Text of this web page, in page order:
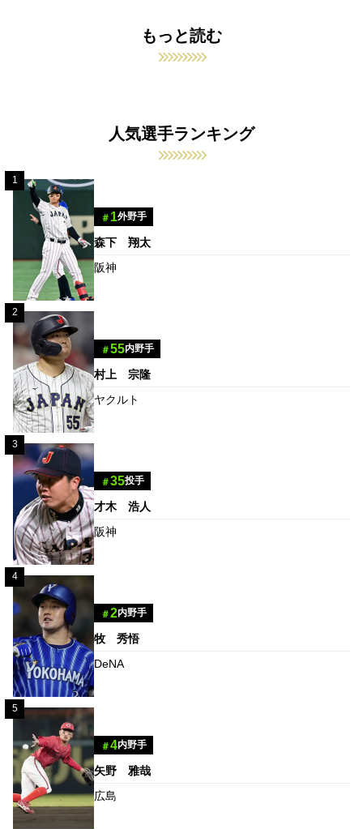
もっと読む
人気選手ランキング
1
＃ 1外野手
森下 翔太
阪神
2
＃55内野手
村上 宗隆
ヤクルト
3
＃35投手
才木 浩人
阪神
4
＃2内野手
牧 秀悟
DeNA
5
＃4内野手
矢野 雅哉
広島